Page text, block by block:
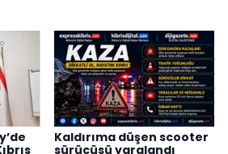
Kaldırıma düşen scooter
sürücüsü yaralandı